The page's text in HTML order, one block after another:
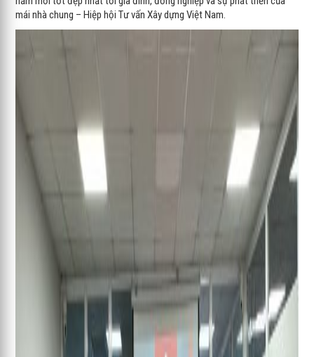
mái nhà chung – Hiệp hội Tư vấn Xây dựng Việt Nam.